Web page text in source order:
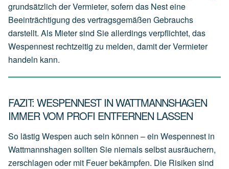
grundsätzlich derVermieter, sofern das Nest eine
Beeinträchtigung des vertragsgemäßen Gebrauchs
darstellt. Als Mieter sind Sie allerdings verpflichtet, das
Wespennest rechtzeitig zu melden, damit der Vermieter
handeln kann.
FAZIT: WESPENNEST IN WATTMANNSHAGEN
IMMER VOM PROFI ENTFERNEN LASSEN
So lästig Wespen auch sein können – ein Wespennest in
Wattmannshagen sollten Sie niemals selbst ausräuchern,
zerschlagen oder mit Feuer bekämpfen. Die Risiken sind